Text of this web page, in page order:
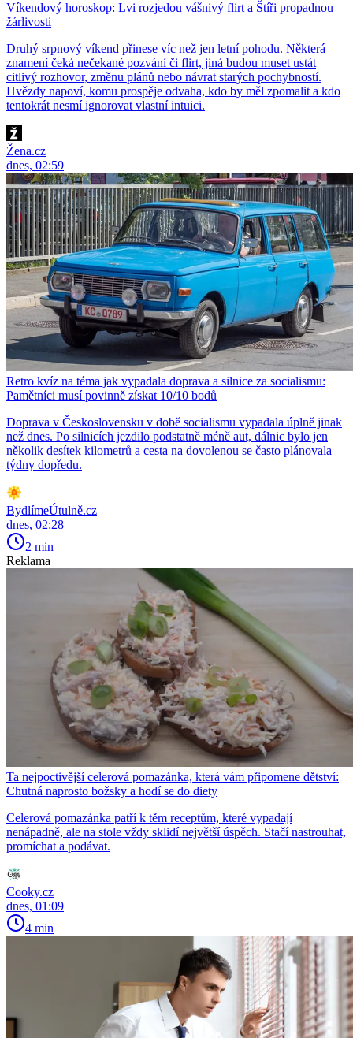
Víkendový horoskop: Lvi rozjedou vášnivý flirt a Štíři propadnou
žárlivosti
Druhý srpnový víkend přinese víc než jen letní pohodu. Některá
znamení čeká nečekané pozvání či flirt, jiná budou muset ustát
citlivý rozhovor, změnu plánů nebo návrat starých pochybností.
Hvězdy napoví, komu prospěje odvaha, kdo by měl zpomalit a kdo
tentokrát nesmí ignorovat vlastní intuici.
Žena.cz
dnes, 02:59
Retro kvíz na téma jak vypadala doprava a silnice za socialismu:
Pamětníci musí povinně získat 10/10 bodů
Doprava v Československu v době socialismu vypadala úplně jinak
než dnes. Po silnicích jezdilo podstatně méně aut, dálnic bylo jen
několik desítek kilometrů a cesta na dovolenou se často plánovala
týdny dopředu.
BydlímeÚtulně.cz
dnes, 02:28
2 min
Reklama
Ta nejpoctivější celerová pomazánka, která vám připomene dětství:
Chutná naprosto božsky a hodí se do diety
Celerová pomazánka patří k těm receptům, které vypadají
nenápadně, ale na stole vždy sklidí největší úspěch. Stačí nastrouhat,
promíchat a podávat.
Cooky.cz
dnes, 01:09
4 min